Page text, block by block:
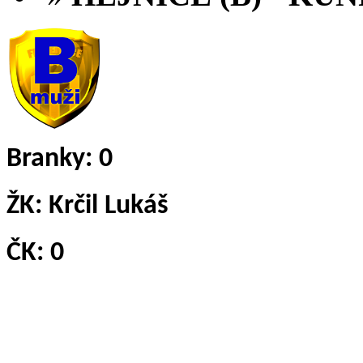
Branky: 0
ŽK: Krčil Lukáš
ČK: 0